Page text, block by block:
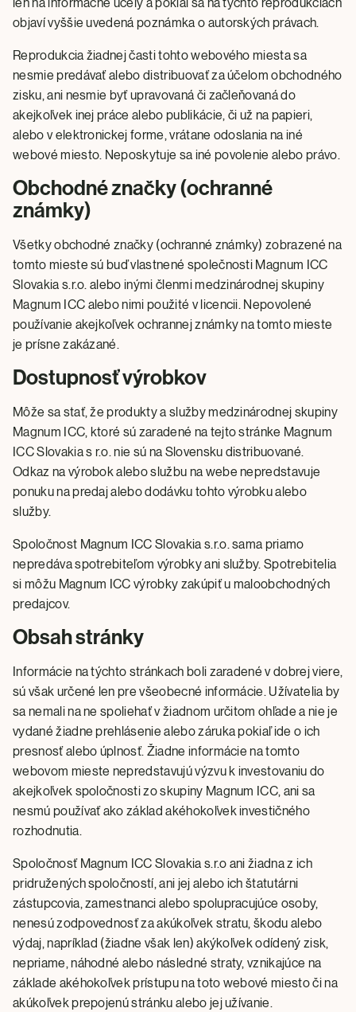
len na informačné účely a pokiaľ sa na týchto reprodukciách
objaví vyššie uvedená poznámka o autorských právach.
Reprodukcia žiadnej časti tohto webového miesta sa
nesmie predávať alebo distribuovať za účelom obchodného
zisku, ani nesmie byť upravovaná či začleňovaná do
akejkoľvek inej práce alebo publikácie, či už na papieri,
alebo v elektronickej forme, vrátane odoslania na iné
webové miesto. Neposkytuje sa iné povolenie alebo právo.
Obchodné značky (ochranné
známky)
Všetky obchodné značky (ochranné známky) zobrazené na
tomto mieste sú buď vlastnené společnosti Magnum ICC
Slovakia s.r.o. alebo inými členmi medzinárodnej skupiny
Magnum ICC alebo nimi použité v licencii. Nepovolené
používanie akejkoľvek ochrannej známky na tomto mieste
je prísne zakázané.
Dostupnosť výrobkov
Môže sa stať, že produkty a služby medzinárodnej skupiny
Magnum ICC, ktoré sú zaradené na tejto stránke Magnum
ICC Slovakia s r.o. nie sú na Slovensku distribuované.
Odkaz na výrobok alebo službu na webe nepredstavuje
ponuku na predaj alebo dodávku tohto výrobku alebo
služby.
Spoločnost Magnum ICC Slovakia s.r.o. sama priamo
nepredáva spotrebiteľom výrobky ani služby. Spotrebitelia
si môžu Magnum ICC výrobky zakúpiť u maloobchodných
predajcov.
Obsah stránky
Informácie na týchto stránkach boli zaradené v dobrej viere,
sú však určené len pre všeobecné informácie. Užívatelia by
sa nemali na ne spoliehať v žiadnom určitom ohľade a nie je
vydané žiadne prehlásenie alebo záruka pokiaľ ide o ich
presnosť alebo úplnosť. Žiadne informácie na tomto
webovom mieste nepredstavujú výzvu k investovaniu do
akejkoľvek spoločnosti zo skupiny Magnum ICC, ani sa
nesmú používať ako základ akéhokoľvek investičného
rozhodnutia.
Spoločnosť Magnum ICC Slovakia s.r.o ani žiadna z ich
pridružených spoločností, ani jej alebo ich štatutárni
zástupcovia, zamestnanci alebo spolupracujúce osoby,
nenesú zodpovednosť za akúkoľvek stratu, škodu alebo
výdaj, napríklad (žiadne však len) akýkoľvek odídený zisk,
nepriame, náhodné alebo následné straty, vznikajúce na
základe akéhokoľvek prístupu na toto webové miesto či na
akúkoľvek prepojenú stránku alebo jej užívanie.